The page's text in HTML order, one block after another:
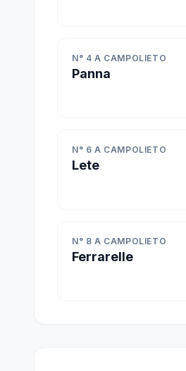
N° 4 A CAMPOLIETO
Panna
N° 6 A CAMPOLIETO
Lete
N° 8 A CAMPOLIETO
Ferrarelle